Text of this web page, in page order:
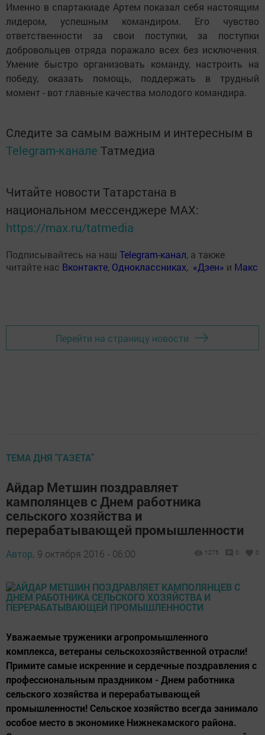
Именно в спартакиаде Артем показал себя настоящим
лидером, успешным командиром. Его чувство
ответственности за свои поступки, за поступки
добровольцев отряда поражало всех без исключения.
Умение быстро организовать команду, настроить на
победу, оказать помощь, поддержать в трудный
момент - вот главные качества молодого командира.
Следите за самым важным и интересным в
Telegram-канале Татмедиа
Читайте новости Татарстана в
национальном мессенджере MАХ:
https://max.ru/tatmedia
Подписывайтесь на наш Telegram-канал, а также
читайте нас Вконтакте, Одноклассниках, «Дзен» и Макс
Перейти на страницу новости
ТЕМА ДНЯ "ГАЗЕТА"
Айдар Метшин поздравляет
камполянцев с Днем работника
сельского хозяйства и
перерабатывающей промышленности
Автор, 9 октября 2016 - 06:00 1275 0 0
Уважаемые труженики агропромышленного
комплекса, ветераны сельскохозяйственной отрасли!
Примите самые искренние и сердечные поздравления с
профессиональным праздником - Днем работника
сельского хозяйства и перерабатывающей
промышленности! Сельское хозяйство всегда занимало
особое место в экономике Нижнекамского района.